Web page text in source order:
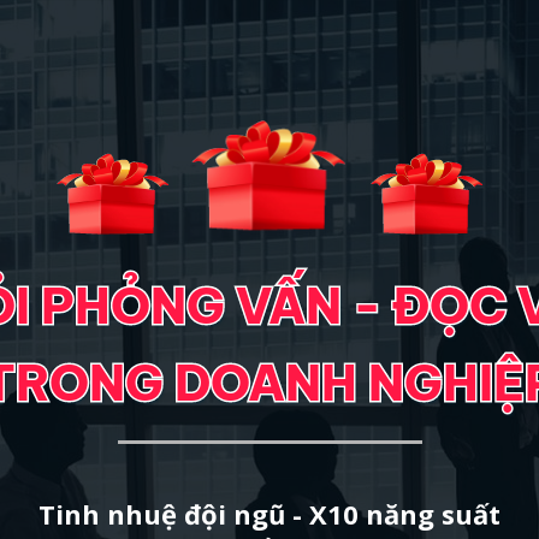
PHỎNG VẤN - ĐỌC
DOANH
PHỎNG VẤN - ĐỌC
DOANH
Tinh nhuệ đội ngũ - X10 năng suất